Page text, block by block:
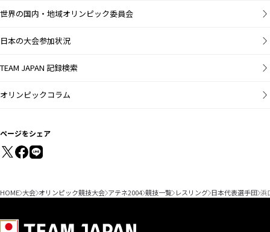
世界の国内・地域オリンピック委員会
日本の大会参加状況
TEAM JAPAN 記録検索
オリンピックコラム
ページをシェア
HOME 大会 オリンピック競技大会 アテネ2004 競技一覧 レスリング 日本代表選手団 浜